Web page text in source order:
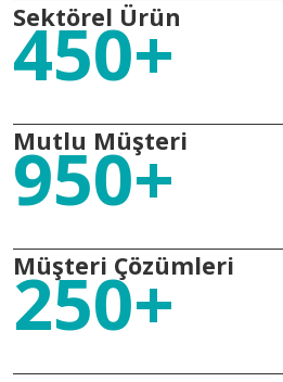
Sektörel Ürün
450+
Mutlu Müşteri
950+
Müşteri Çözümleri
250+